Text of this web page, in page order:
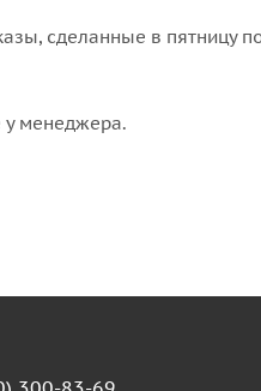
сделанные в пятницу
у менеджера.